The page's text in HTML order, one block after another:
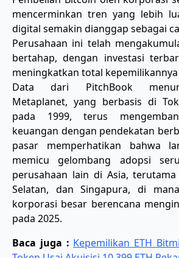
mencerminkan tren yang lebih
digital semakin dianggap sebagai
Perusahaan ini telah
bertahap, dengan investasi
meningkatkan total
Data dari PitchBook
Metaplanet, yang berbasis di
pada 1999, terus
keuangan dengan pendekatan
pasar memperhatikan bahwa
memicu gelombang adopsi
perusahaan lain di Asia, terutama
Selatan, dan Singapura, di
korporasi besar berencana
pada 2025.
Baca juga : Kepemilikan ETH